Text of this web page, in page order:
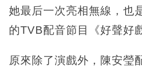
她最后一次亮相無線，也
的TVB配音節目《好聲好
原來除了演戲外，陳安瑩